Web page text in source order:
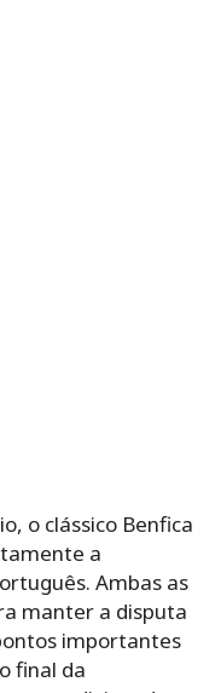
o clássico Benfica
a
Ambas as
manter a disputa
importantes
final da